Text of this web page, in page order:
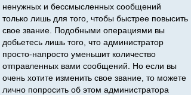
ненужных и бессмысленных сообщений
только лишь для того, чтобы быстрее повысить
свое звание. Подобными операциями вы
добьетесь лишь того, что администратор
просто-напросто уменьшит количество
отправленных вами сообщений. Но если вы
очень хотите изменить свое звание, то можете
лично попросить об этом администратора